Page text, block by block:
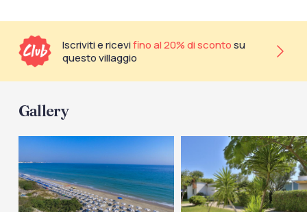
Iscriviti e ricevifino al 20% di scontosu
questo villaggio
Gallery